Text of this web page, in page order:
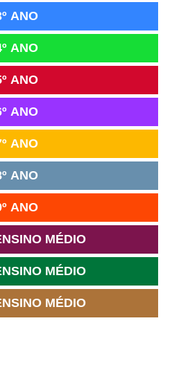
ANO
ANO
ANO
ANO
ANO
ANO
ANO
MÉDIO
MÉDIO
MÉDIO